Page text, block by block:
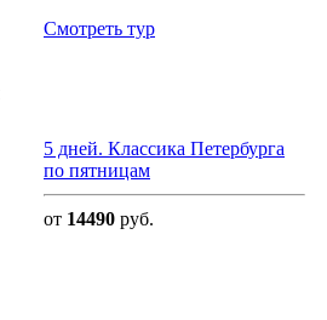
Cмотреть тур
5 дней. Классика Петербурга
по пятницам
от 14490 руб.